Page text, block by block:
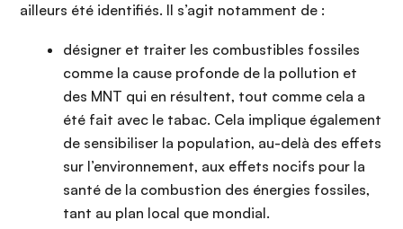
ailleurs été identifiés. Il s’agit notamment de :
désigner et traiter les combustibles fossiles
comme la cause profonde de la pollution et
des MNT qui en résultent, tout comme cela a
été fait avec le tabac. Cela implique également
de sensibiliser la population, au-delà des effets
sur l’environnement, aux effets nocifs pour la
santé de la combustion des énergies fossiles,
tant au plan local que mondial.